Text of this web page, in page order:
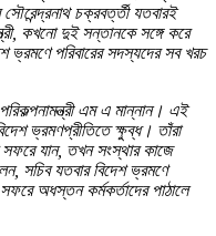
চক্রবর্ত্তী যতবারই
কখনো দুই সন্তানকে সঙ্গে করে
ভ্রমণে পরিবারের সদস্যদের সব খরচ
এম এ মান্নান। এই
ভ্রমণপ্রীতিতে ক্ষুব্ধ। তাঁরা
সফরে যান, তখন সংস্থার কাজে
সচিব যতবার বিদেশ ভ্রমণে
অধস্তন কর্মকর্তাদের পাঠালে